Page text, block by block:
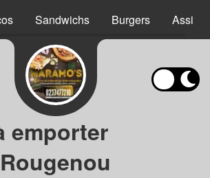
Sandwichs Burgers
emporter